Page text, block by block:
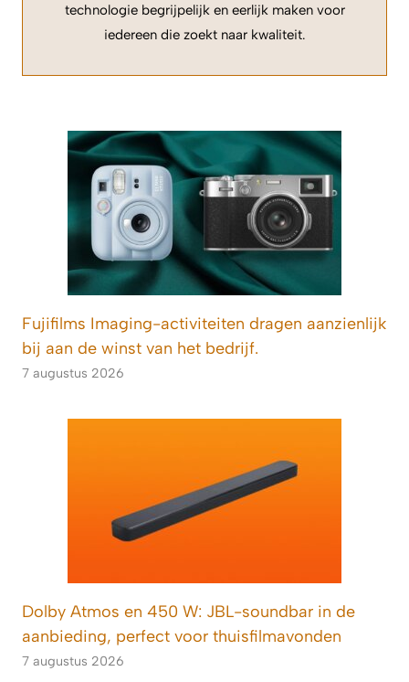
technologie begrijpelijk en eerlijk maken voor
iedereen die zoekt naar kwaliteit.
Fujifilms Imaging-activiteiten dragen aanzienlijk
bij aan de winst van het bedrijf.
7 augustus 2026
Dolby Atmos en 450 W: JBL-soundbar in de
aanbieding, perfect voor thuisfilmavonden
7 augustus 2026